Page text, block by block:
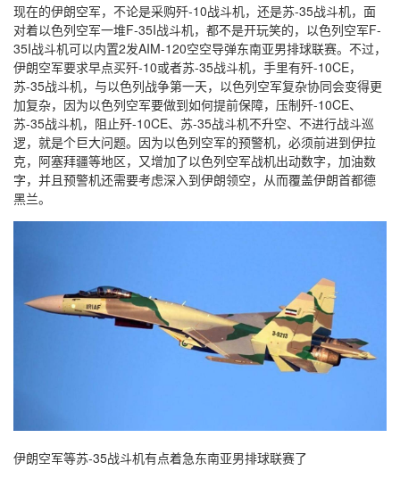
现在的伊朗空军，不论是采购歼-10战斗机，还是苏-35战斗机，面
对着以色列空军一堆F-35I战斗机，都不是开玩笑的，以色列空军F-
35I战斗机可以内置2发AIM-120空空导弹东南亚男排球联赛。不过，
伊朗空军要求早点买歼-10或者苏-35战斗机，手里有歼-10CE，
苏-35战斗机，与以色列战争第一天，以色列空军复杂协同会变得更
加复杂，因为以色列空军要做到如何提前保障，压制歼-10CE、
苏-35战斗机，阻止歼-10CE、苏-35战斗机不升空、不进行战斗巡
逻，就是个巨大问题。因为以色列空军的预警机，必须前进到伊拉
克，阿塞拜疆等地区，又增加了以色列空军战机出动数字，加油数
字，并且预警机还需要考虑深入到伊朗领空，从而覆盖伊朗首都德
黑兰。
伊朗空军等苏-35战斗机有点着急东南亚男排球联赛了